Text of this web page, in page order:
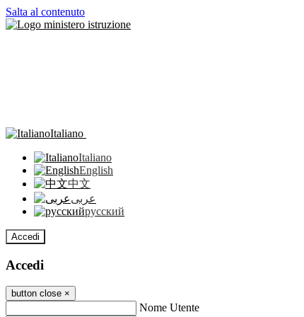
Salta al contenuto
Italiano
Italiano
English
中文
عربى
русский
Accedi
Accedi
button close ×
Nome Utente